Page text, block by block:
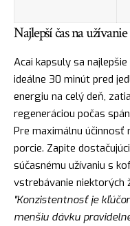
Najlepší čas na užívanie
Acai kapsuly sa
ideálne 30 minút pred
energiu na celý deň,
regeneráciou počas
Pre maximálnu účinnosť
porcie. Zapite
súčasnému užívaniu s
vstrebávanie niektorých
"Konzistentnosť je
menšiu dávku